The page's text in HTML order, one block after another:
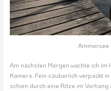
Ammersee
Am nächsten Morgen wachte ich
Kamera. Fein säuberlich verpackt
schien durch eine Ritze im Vorhang